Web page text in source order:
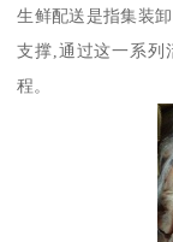
生鲜配送是指集装
支撑,通过这一系列
程。